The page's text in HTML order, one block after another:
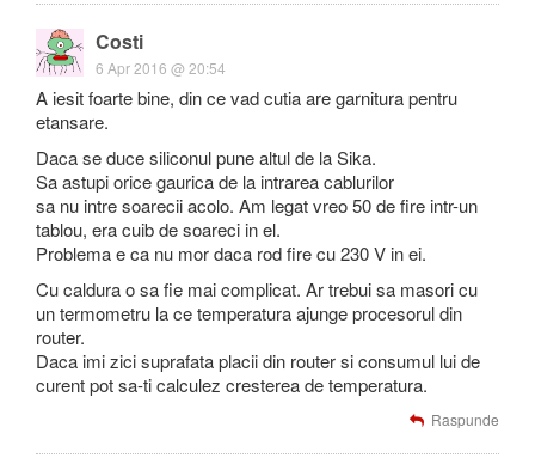
Costi
6 Apr 2016 @ 20:54
A iesit foarte bine, din ce vad cutia are garnitura pentru
etansare.
Daca se duce siliconul pune altul de la Sika.
Sa astupi orice gaurica de la intrarea cablurilor
sa nu intre soarecii acolo. Am legat vreo 50 de fire intr-un
tablou, era cuib de soareci in el.
Problema e ca nu mor daca rod fire cu 230 V in ei.
Cu caldura o sa fie mai complicat. Ar trebui sa masori cu
un termometru la ce temperatura ajunge procesorul din
router.
Daca imi zici suprafata placii din router si consumul lui de
curent pot sa-ti calculez cresterea de temperatura.
Raspunde